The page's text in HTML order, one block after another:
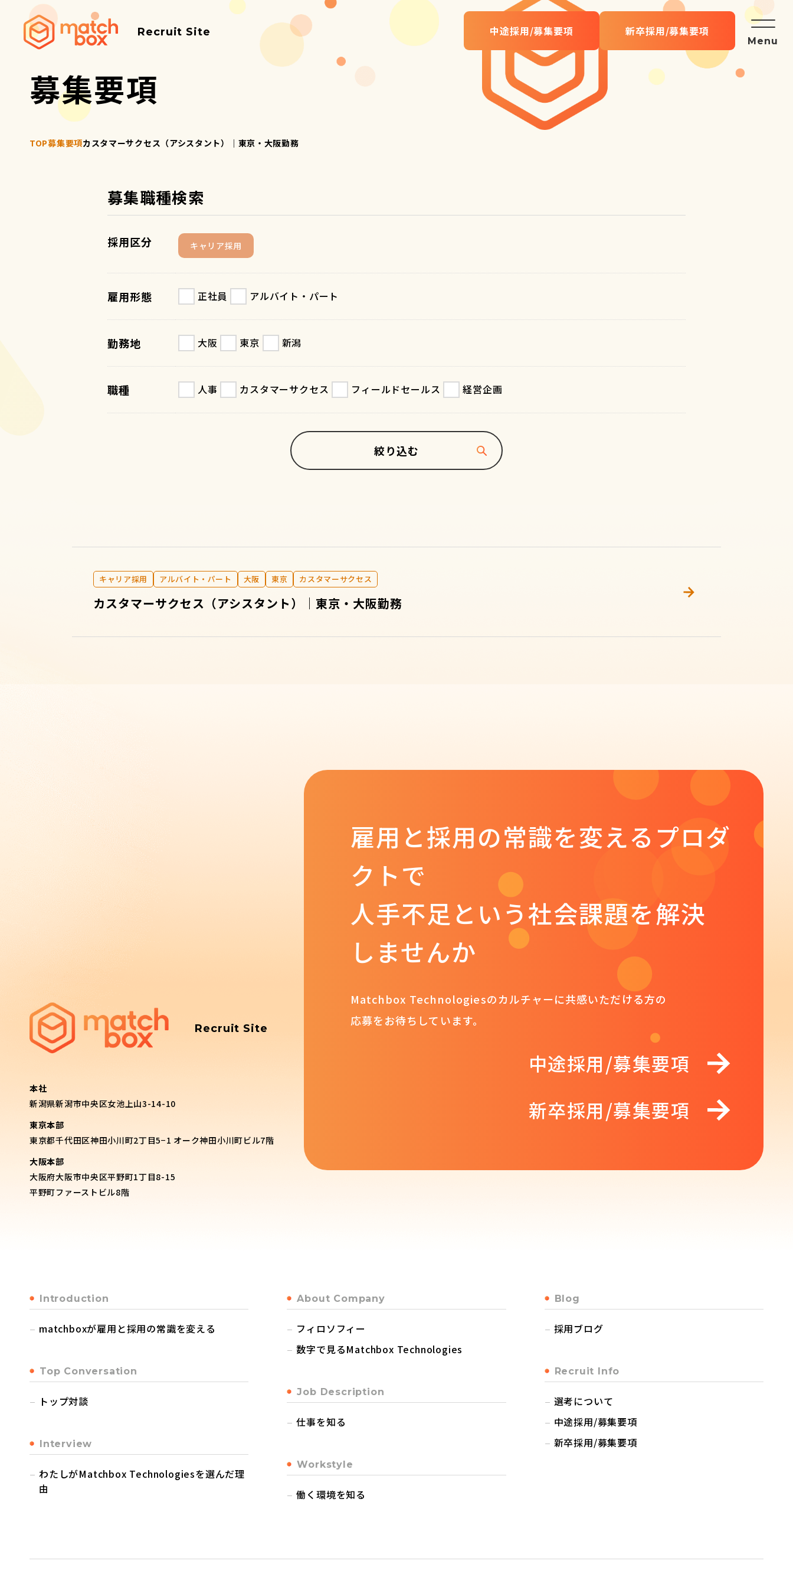
Recruit Site 中途採用/募集要項 新卒採用/募集要項
Menu
募集要項
TOP募集要項カスタマーサクセス（アシスタント）｜東京・大阪勤務
募集職種検索
採用区分 キャリア採用
雇用形態 正社員 アルバイト・パート
勤務地 大阪 東京 新潟
職種 人事 カスタマーサクセス フィールドセールス 経営企画
絞り込む
キャリア採用 アルバイト・パート 大阪 東京 カスタマーサクセス
カスタマーサクセス（アシスタント）｜東京・大阪勤務
雇用と採用の常識を変えるプロダ
クトで
人手不足という社会課題を解決
しませんか
Matchbox Technologiesのカルチャーに共感いただける方の
応募をお待ちしています。
中途採用/募集要項
新卒採用/募集要項
Recruit Site
本社
新潟県新潟市中央区女池上山3-14-10
東京本部
東京都千代田区神田小川町2丁目5−1 オーク神田小川町ビル7階
大阪本部
大阪府大阪市中央区平野町1丁目8-15
平野町ファーストビル8階
Introduction
matchboxが雇用と採用の常識を変える
Top Conversation
トップ対談
Interview
わたしがMatchbox Technologiesを選んだ理
由
About Company
フィロソフィー
数字で見るMatchbox Technologies
Job Description
仕事を知る
Workstyle
働く環境を知る
Blog
採用ブログ
Recruit Info
選考について
中途採用/募集要項
新卒採用/募集要項